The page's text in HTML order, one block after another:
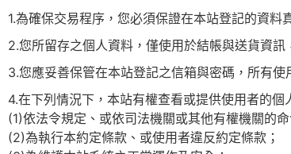
1.為確保交易程序，您必須保證在本站登記的資
2.您所留存之個人資料，僅使用於結帳與送貨資
3.您應妥善保管在本站登記之信箱與密碼，所有
4.在下列情況下，本站有權查看或提供使用者的
(1)依法令規定、或依司法機關或其他有權機關的命
(2)為執行本約定條款、或使用者違反約定條款；